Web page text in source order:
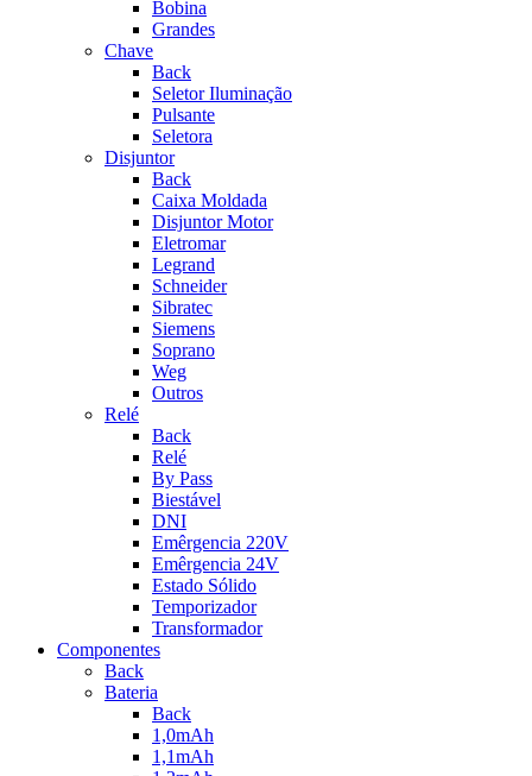
Bobina
Grandes
Chave
Back
Seletor Iluminação
Pulsante
Seletora
Disjuntor
Back
Caixa Moldada
Disjuntor Motor
Eletromar
Legrand
Schneider
Sibratec
Siemens
Soprano
Weg
Outros
Relé
Back
Relé
By Pass
Biestável
DNI
Emêrgencia 220V
Emêrgencia 24V
Estado Sólido
Temporizador
Transformador
Componentes
Back
Bateria
Back
1,0mAh
1,1mAh